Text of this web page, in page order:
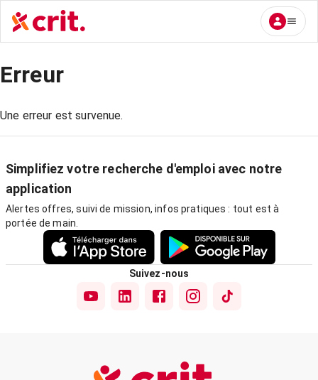
Erreur
Une erreur est survenue.
Simplifiez votre recherche d'emploi avec notre
application
Alertes offres, suivi de mission, infos pratiques : tout est à
portée de main.
Suivez-nous